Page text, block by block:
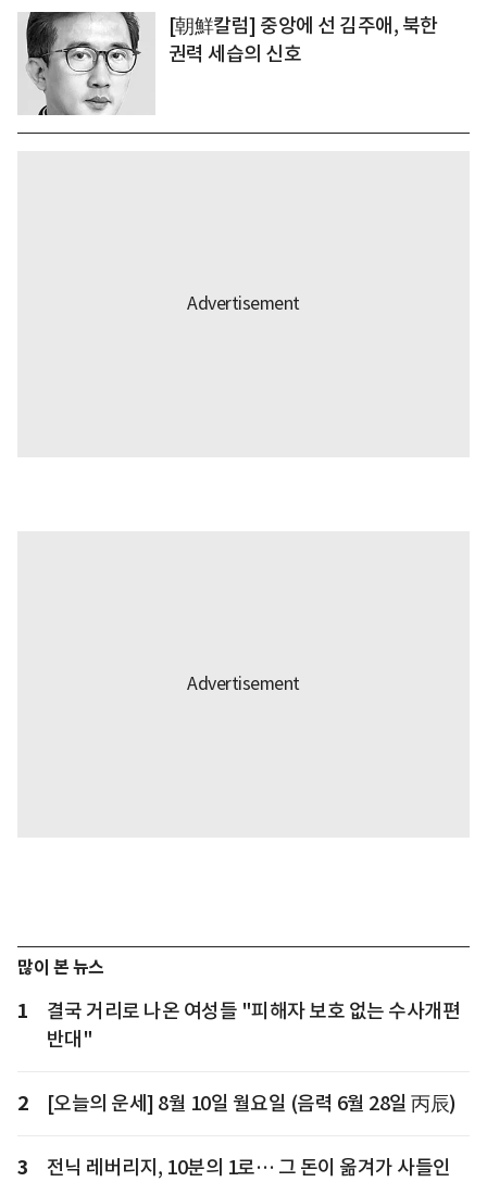
[朝鮮칼럼] 중앙에 선 김주애, 북한
권력 세습의 신호
많이 본 뉴스
1
결국 거리로 나온 여성들 "피해자 보호 없는 수사개편
반대"
2 [오늘의 운세] 8월 10일 월요일 (음력 6월 28일 丙辰)
3
전닉 레버리지, 10분의 1로… 그 돈이 옮겨가 사들인